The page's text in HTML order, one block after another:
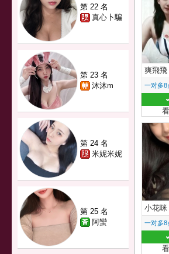
第 22 名
真心卜騙
第 23 名
沐沐m
第 24 名
米妮米妮
第 25 名
阿蠻
爽飛飛
一对多8
小花咪
一对多8